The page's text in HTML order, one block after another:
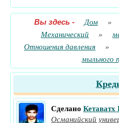
Вы здесь - Дом »
Механический
»
Отношения давления
»
мыльного
Сделано
Османийский